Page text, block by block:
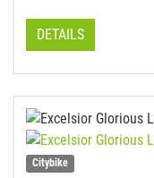
DETAILS
Citybike